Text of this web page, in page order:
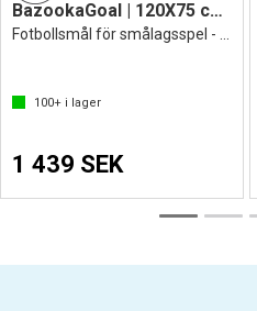
BazookaGoal | 120X75 cm | ihopfällbart
100+ i lager
1 439 SEK